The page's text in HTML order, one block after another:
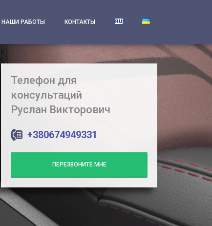
НАШИ РАБОТЫ КОНТАКТЫ
Телефон для
консультаций
Руслан Викторович
+380674949331
ПЕРЕЗВОНИТЕ МНЕ